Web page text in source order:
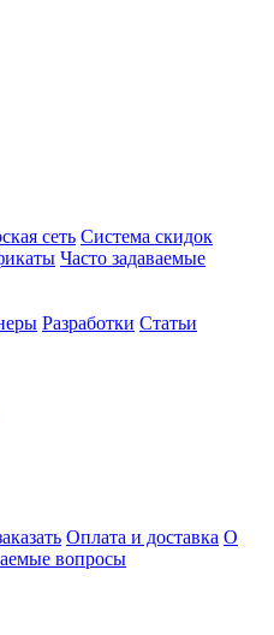
сеть Система скидок
Часто задаваемые
Разработки Статьи
Оплата и доставка О
вопросы